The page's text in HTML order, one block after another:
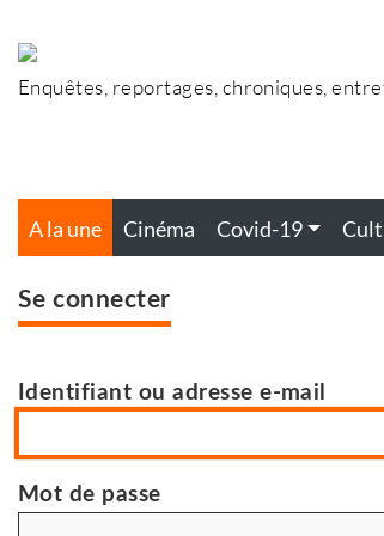
au
Enquêtes, reportages, chroniques,
A la une Cinéma Covid-19
Se connecter
Identifiant ou adresse e-mail
Mot de passe